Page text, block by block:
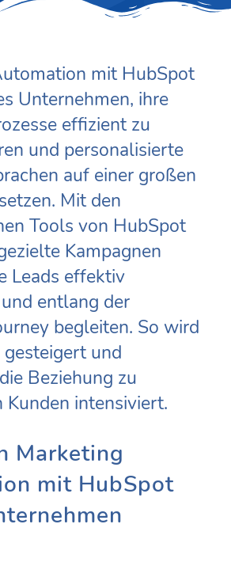
mit HubSpot
Unternehmen, ihre
effizient zu
und personalisierte
auf einer großen
Mit den
Tools von HubSpot
Kampagnen
Leads effektiv
entlang der
begleiten. So wird
und
Beziehung zu
Kunden intensiviert.
Marketing
mit HubSpot